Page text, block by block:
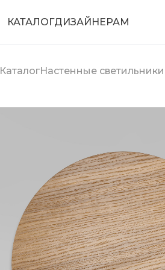
КАТАЛОГДИЗАЙНЕРАМ
КаталогНастенные светильники